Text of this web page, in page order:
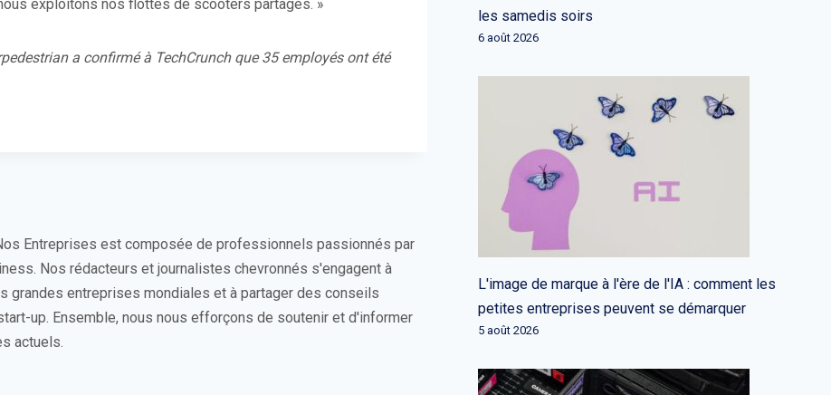
exploitons nos flottes de scooters partagés. »
a confirmé à TechCrunch que 35 employés ont été
Entreprises est composée de professionnels passionnés par
Nos rédacteurs et journalistes chevronnés s'engagent à
grandes entreprises mondiales et à partager des conseils
up. Ensemble, nous nous efforçons de soutenir et d'informer
actuels.
les samedis soirs
6 août 2026
L'image de marque à l'ère de l'IA : comment les
petites entreprises peuvent se démarquer
5 août 2026